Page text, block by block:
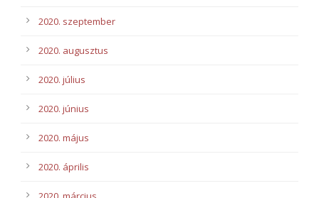
2020. szeptember
2020. augusztus
2020. július
2020. június
2020. május
2020. április